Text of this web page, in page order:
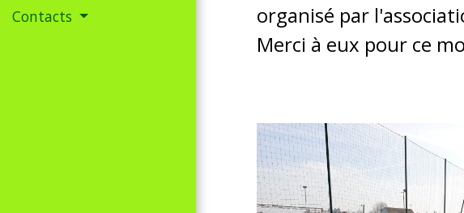
Contacts
organisé par
Merci à eux pour ce